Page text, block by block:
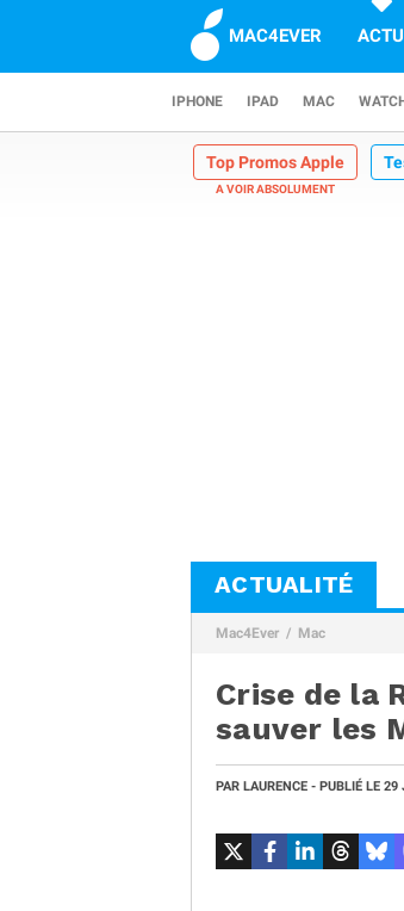
MAC4EVER ACTU
IPHONE IPAD MAC
Top Promos Apple
ACTUALITÉ
Mac4Ever Mac
Crise de la
sauver les
PAR LAURENCE - PUBLIÉ LE 29